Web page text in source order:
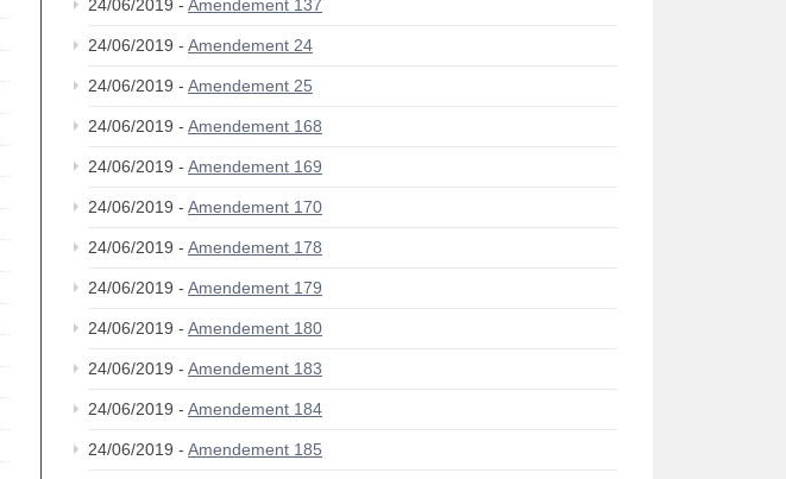
24/06/2019 - Amendement 137
24/06/2019 - Amendement 24
24/06/2019 - Amendement 25
24/06/2019 - Amendement 168
24/06/2019 - Amendement 169
24/06/2019 - Amendement 170
24/06/2019 - Amendement 178
24/06/2019 - Amendement 179
24/06/2019 - Amendement 180
24/06/2019 - Amendement 183
24/06/2019 - Amendement 184
24/06/2019 - Amendement 185